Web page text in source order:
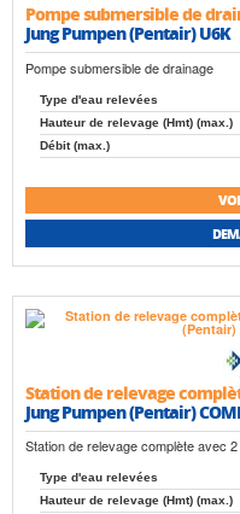
Pompe submersible de
Jung Pumpen (Pentair) U6K
Pompe submersible de drainage
Type d'eau relevées
Hauteur de relevage (Hmt) (max.)
Débit (max.)
Station de relevage
Jung Pumpen (Pentair)
Station de relevage complète avec
Type d'eau relevées
Hauteur de relevage (Hmt) (max.)